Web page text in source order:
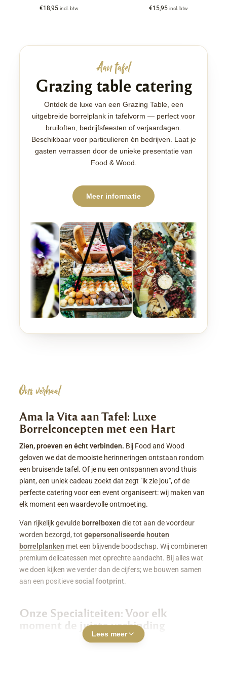
€18,95 incl. btw €15,95 incl. btw
Aan tafel
Grazing table catering
Ontdek de luxe van een Grazing Table, een
uitgebreide borrelplank in tafelvorm — perfect voor
bruiloften, bedrijfsfeesten of verjaardagen.
Beschikbaar voor particulieren én bedrijven. Laat je
gasten verrassen door de unieke presentatie van
Food & Wood.
Meer informatie
Ons verhaal
Ama la Vita aan Tafel: Luxe
Borrelconcepten met een Hart
Zien, proeven en écht verbinden. Bij Food and Wood
geloven we dat de mooiste herinneringen ontstaan rondom
een bruisende tafel. Of je nu een ontspannen avond thuis
plant, een uniek cadeau zoekt dat zegt "ik zie jou", of de
perfecte catering voor een event organiseert: wij maken van
elk moment een waardevolle ontmoeting.
Van rijkelijk gevuldeborrelboxen die tot aan de voordeur
worden bezorgd, tot gepersonaliseerde houten
borrelplanken met een blijvende boodschap. Wij combineren
premium delicatessen met oprechte aandacht. Bij alles wat
we doen kijken we verder dan de cijfers; we bouwen samen
aan een positievesocial footprint.
Onze Specialiteiten: Voor elk
moment de juiste verbinding
Luxe Borrelboxen & Borrelpakketten
Lees meer